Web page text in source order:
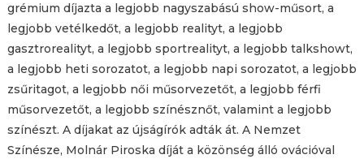
grémium díjazta a legjobb nagyszabású show-műsort, a
legjobb vetélkedőt, a legjobb realityt, a legjobb
gasztrorealityt, a legjobb sportrealityt, a legjobb talkshowt,
a legjobb heti sorozatot, a legjobb napi sorozatot, a legjobb
zsűritagot, a legjobb női műsorvezetőt, a legjobb férfi
műsorvezetőt, a legjobb színésznőt, valamint a legjobb
színészt. A díjakat az újságírók adták át. A Nemzet
Színésze, Molnár Piroska díját a közönség álló ovációval